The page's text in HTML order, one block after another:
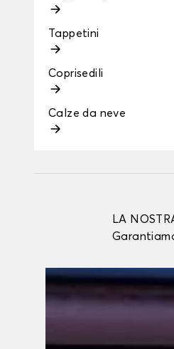
Tappetini
Coprisedili
Calze da neve
LA